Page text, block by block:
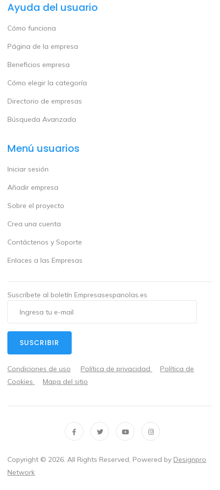
Ayuda del usuario
Cómo funciona
Página de la empresa
Beneficios empresa
Cómo elegir la categoría
Directorio de empresas
Búsqueda Avanzada
Menú usuarios
Iniciar sesión
Añadir empresa
Sobre el proyecto
Crea una cuenta
Contáctenos y Soporte
Enlaces a las Empresas
Suscríbete al boletín Empresasespanolas.es
Condiciones de uso Política de privacidad
Política de
Cookies
Mapa del sitio
SUSCRIBIR
Copyright © 2026. All Rights Reserved, Powered by Designpro
Network